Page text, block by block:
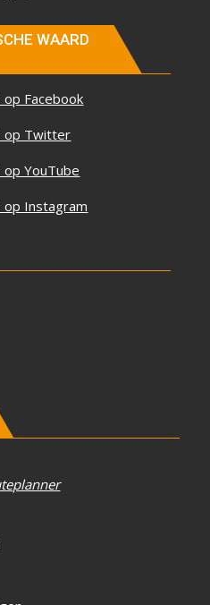
WAARD
Facebook
op Twitter
YouTube
op Instagram